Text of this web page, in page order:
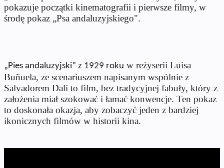
pokazuje początki kinematografii i pierwsze filmy, w
środę pokaz „Psa andaluzyjskiego".
„Pies andaluzyjski” z 1929 roku w reżyserii Luisa
Buñuela, ze scenariuszem napisanym wspólnie z
Salvadorem Dalí to film, bez tradycyjnej fabuły, który z
założenia miał szokować i łamać konwencje. Ten pokaz
to doskonała okazja, aby zobaczyć jeden z bardziej
ikonicznych filmów w historii kina.